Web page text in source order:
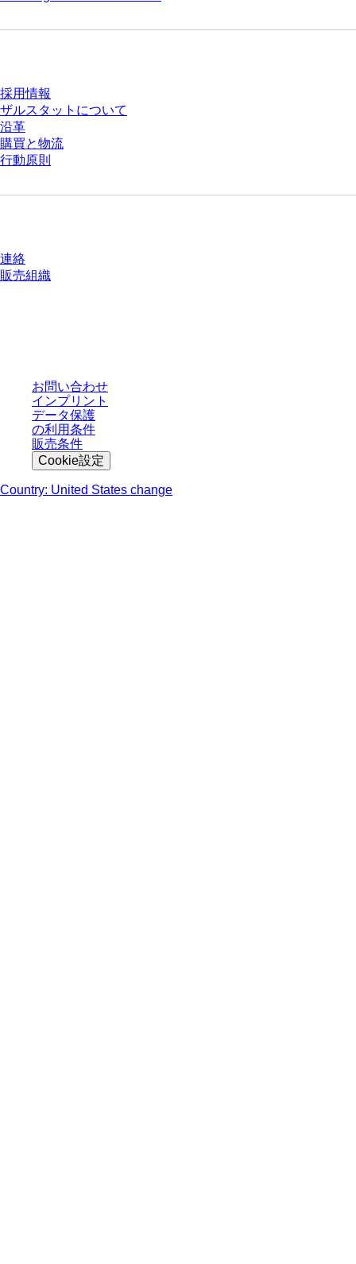
採用情報
ザルスタットについて
沿革
購買と物流
行動原則
連絡
販売組織
お問い合わせ
インプリント
データ保護
の利用条件
販売条件
Cookie設定
Country: United States change